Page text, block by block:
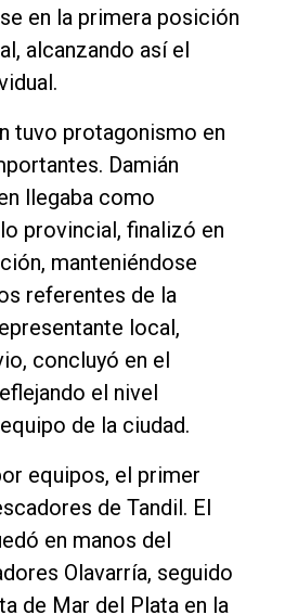
en la primera posición
alcanzando así el
tuvo protagonismo en
Damián
llegaba como
provincial, finalizó en
manteniéndose
referentes de la
local,
concluyó en el
el nivel
de la ciudad.
equipos, el primer
de Tandil. El
en manos del
Olavarría, seguido
de Mar del Plata en la